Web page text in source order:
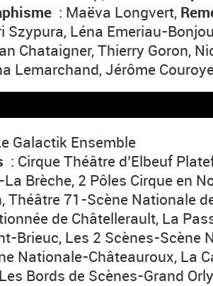
: Maëva Longvert,
Szypura, Léna Emeriau-
Chataigner, Thierry Goron,
Lemarchand, Jérôme
Galactik Ensemble
: Cirque Théâtre d’Elbeuf
Brèche, 2 Pôles Cirque en
Théâtre 71-Scène Nationale
de Châtellerault, La
Brieuc, Les 2 Scènes-Scène
Nationale-Châteauroux, La
Bords de Scènes-Grand